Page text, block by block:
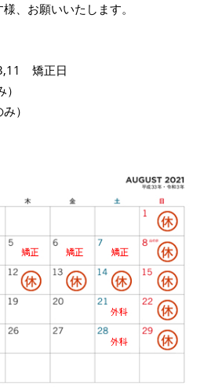
、お願いいたします。
矯正日
）